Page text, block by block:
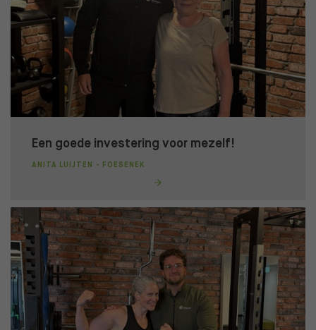
Een goede investering voor mezelf!
ANITA LUIJTEN - FOESENEK